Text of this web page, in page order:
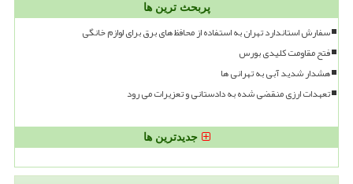
پربحث ترین ها
سفارش استاندارد تهران به استفاده از محافظ های برق برای لوازم خانگی
فتح مقاومت کلیدی بورس
هشدار شدید آبی به تهرانی ها
تعهدات ارزی منقضی شده به دادستانی و تعزیرات می رود
جدیدترین ها